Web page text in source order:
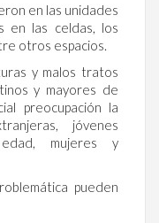
en las unidades
en las celdas, los
otros espacios.
y malos tratos
y mayores de
preocupación la
jóvenes
mujeres y
pueden